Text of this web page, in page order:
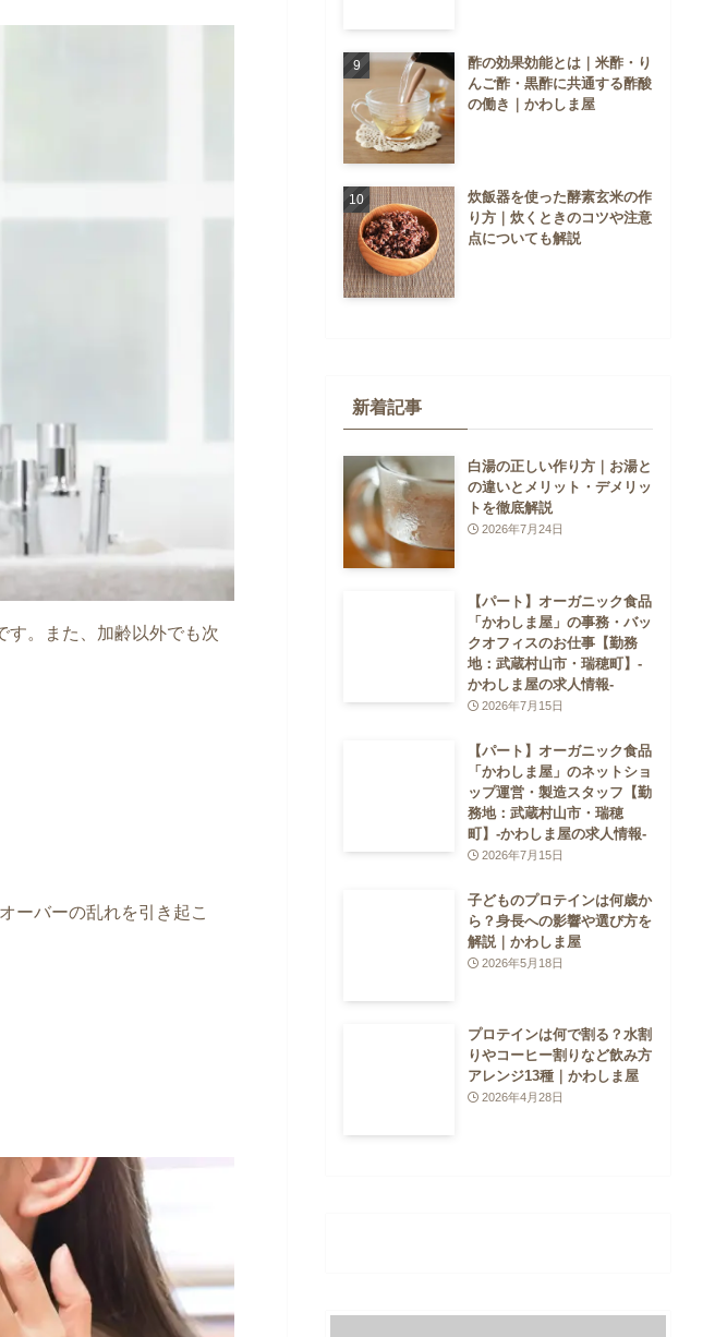
す。また、加齢以外でも次
ーバーの乱れを引き起こ
酢の効果効能とは｜米酢・り
んご酢・黒酢に共通する酢酸
の働き｜かわしま屋
炊飯器を使った酵素玄米の作
り方｜炊くときのコツや注意
点についても解説
新着記事
白湯の正しい作り方｜お湯と
の違いとメリット・デメリッ
トを徹底解説
2026年7月24日
【パート】オーガニック食品
「かわしま屋」の事務・バッ
クオフィスのお仕事【勤務
地：武蔵村山市・瑞穂町】-
かわしま屋の求人情報-
2026年7月15日
【パート】オーガニック食品
「かわしま屋」のネットショ
ップ運営・製造スタッフ【勤
務地：武蔵村山市・瑞穂
町】-かわしま屋の求人情報-
2026年7月15日
子どものプロテインは何歳か
ら？身長への影響や選び方を
解説｜かわしま屋
2026年5月18日
プロテインは何で割る？水割
りやコーヒー割りなど飲み方
アレンジ13種｜かわしま屋
2026年4月28日